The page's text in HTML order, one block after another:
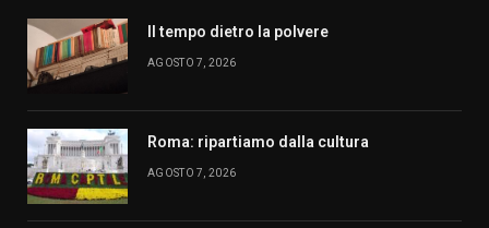
Il tempo dietro la polvere
AGOSTO 7, 2026
Roma: ripartiamo dalla cultura
AGOSTO 7, 2026